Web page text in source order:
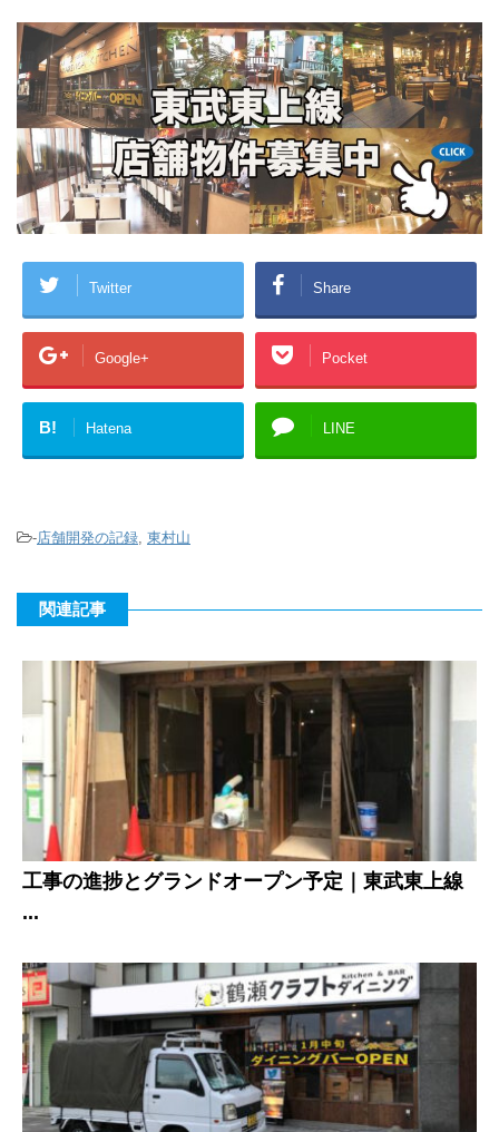
Twitter Share
Google+ Pocket
B! Hatena LINE
-店舗開発の記録 東村山
関連記事
工事の進捗とグランドオープン予定｜東武東上線
...